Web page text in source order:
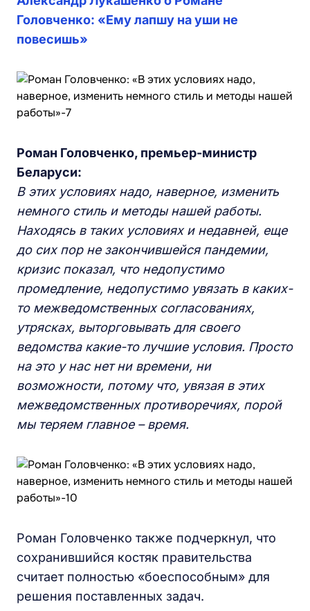
Головченко: «Ему лапшу на уши не
повесишь»
Роман Головченко, премьер-министр
Беларуси:
В этих условиях надо, наверное, изменить
немного стиль и методы нашей работы.
Находясь в таких условиях и недавней, еще
до сих пор не закончившейся пандемии,
кризис показал, что недопустимо
промедление, недопустимо увязать в каких-
то межведомственных согласованиях,
утрясках, выторговывать для своего
ведомства какие-то лучшие условия. Просто
на это у нас нет ни времени, ни
возможности, потому что, увязая в этих
межведомственных противоречиях, порой
мы теряем главное – время.
Роман Головченко также подчеркнул, что
сохранившийся костяк правительства
считает полностью «боеспособным» для
решения поставленных задач.